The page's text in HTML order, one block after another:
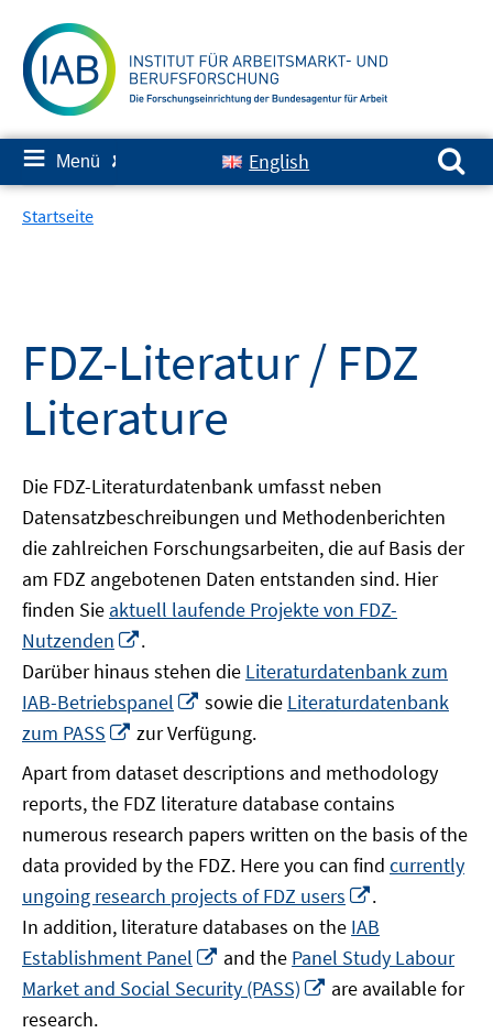
zum
Inhalt
≡ Menü ✘ English
Suchen nach:
Startseite
FDZ-Literatur / FDZ
Literature
Die FDZ-Literaturdatenbank umfasst neben
Datensatzbeschreibungen und Methodenberichten
die zahlreichen Forschungsarbeiten, die auf Basis der
am FDZ angebotenen Daten entstanden sind. Hier
finden Sie aktuell laufende Projekte von FDZ-
Nutzenden
neuem
Fenster
öffnen
.
Darüber hinaus stehen die Literaturdatenbank zum
IAB-Betriebspanel
In
neuem
Fenster
öffnen
sowie die Literaturdatenbank
zum PASS
In
Fenster
öffnen
zur Verfügung.
Apart from dataset descriptions and methodology
reports, the FDZ literature database contains
numerous research papers written on the basis of the
data provided by the FDZ. Here you can find currently
ungoing research projects of FDZ users
neuem
Fenster
öffnen
.
In addition, literature databases on the IAB
Establishment Panel
In
neuem
Fenster
and the Panel Study Labour
Market and Social Security (PASS)
In
are available for
research.